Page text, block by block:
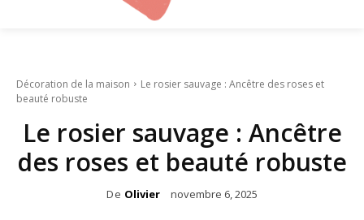
Décoration de la maison
Le rosier sauvage : Ancêtre des roses et
beauté robuste
Le rosier sauvage : Ancêtre
des roses et beauté robuste
De Olivier novembre 6, 2025